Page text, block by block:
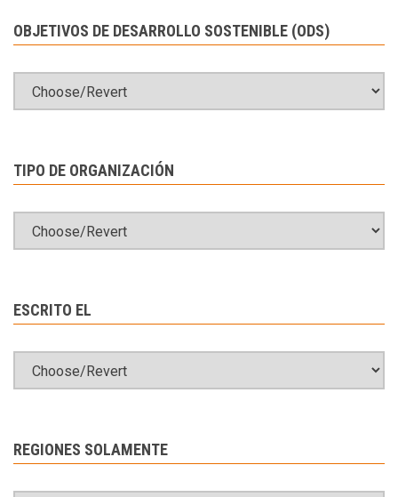
OBJETIVOS DE DESARROLLO SOSTENIBLE (ODS)
TIPO DE ORGANIZACIÓN
ESCRITO EL
REGIONES SOLAMENTE